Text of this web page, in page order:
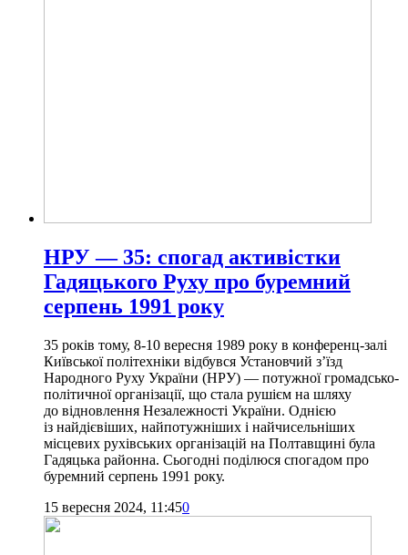
НРУ — 35: спогад активістки
Гадяцького Руху про буремний
серпень 1991 року
35 років тому, 8-10 вересня 1989 року в конференц-залі
Київської політехніки відбувся Установчий з’їзд
Народного Руху України (НРУ) — потужної громадсько-
політичної організації, що стала рушієм на шляху
до відновлення Незалежності України. Однією
із найдієвіших, найпотужніших і найчисельніших
місцевих рухівських організацій на Полтавщині була
Гадяцька районна. Сьогодні поділюся спогадом про
буремний серпень 1991 року.
15 вересня 2024, 11:450